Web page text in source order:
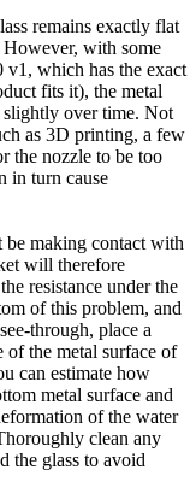
remains exactly flat
However, with some
v1, which has the exact
fits it), the metal
slightly over time. Not
as 3D printing, a few
the nozzle to be too
in turn cause
be making contact with
will therefore
resistance under the
of this problem, and
through, place a
the metal surface of
can estimate how
metal surface and
of the water
clean any
the glass to avoid